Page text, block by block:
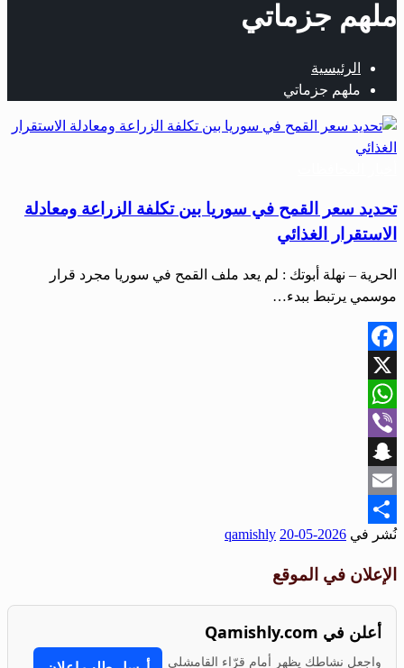
ملهم جزماتي
الرئيسية
ملهم جزماتي
تحديد سعر القمح في سوريا بين تكلفة الزراعة ومعادلة
الاستقرار الغذائي
الحرية – نهلة أبوتك : لم يعد ملف القمح في سوريا مجرد قرار
موسمي يرتبط ببدء…
Facebook
X
WhatsApp
Viber
Snapchat
Email
Share
نُشر في 2026-05-20
qamishly
الإعلان في الموقع
أعلن في Qamishly.com
واجعل نشاطك يظهر أمام قرّاء القامشلي